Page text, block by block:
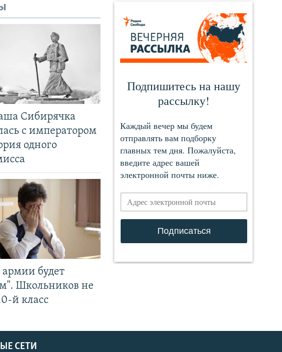
Сибирячка
с императором
одного
армии будет
Школьников не
й класс
СЕТИ